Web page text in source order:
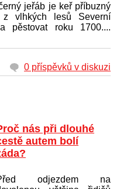
jeřáb je keř příbuzný
z vlhkých lesů Severní
pěstovat roku 1700....
0 příspěvků v diskuzi
nás při dlouhé
autem bolí
odjezdem na